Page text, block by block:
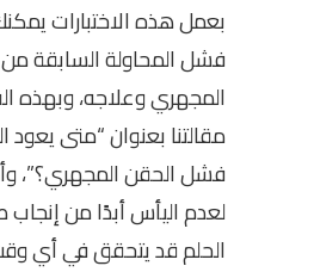
بعمل هذه الاختبارات
فشل المحاولة السابقة
المجهري وعلاجه، وبهذه
مقالتنا بعنوان “متى يعود
فشل الحقن المجهري؟”،
لعدم اليأس أبدًا من
الحلم قد يتحقق في أي